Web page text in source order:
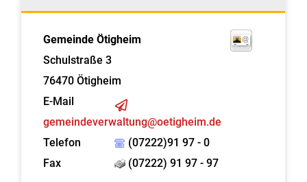
Gemeinde Ötigheim
Schulstraße 3
76470 Ötigheim
E-Mail
gemeindeverwaltung@oetigheim.de
Telefon
(07222)91 97 - 0
Fax
(07222) 91 97 - 97